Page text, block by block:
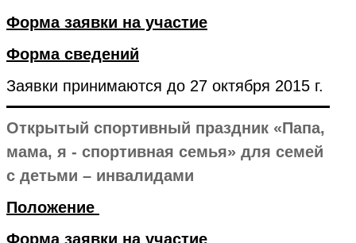
Форма заявки на участие
Форма сведений
Заявки принимаются до 27 октября 2015 г.
Открытый спортивный праздник «Папа,
мама, я - спортивная семья» для семей
с детьми – инвалидами
Положение
Форма заявки на участие